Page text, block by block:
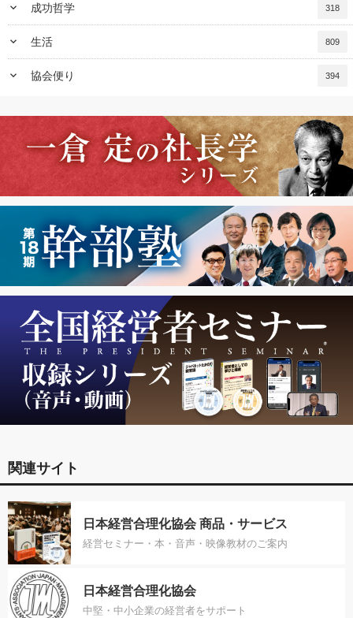
keyboard_arrow_down 成功哲学 318
keyboard_arrow_down 生活 809
keyboard_arrow_down 協会便り 394
関連サイト
日本経営合理化協会 商品・サービス
経営セミナー・本・音声・映像教材のご案内
日本経営合理化協会
中堅・中小企業の経営者をサポート